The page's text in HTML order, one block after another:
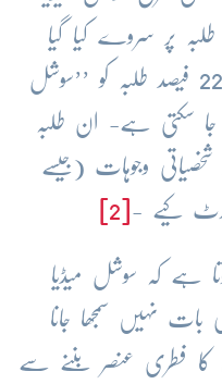
طلبہ پر سروے کیا گیا
جس سے معلوم ہوا کہ تقریباً 22.7 فیصد طلبہ کو ’’سوشل
جا سکتی ہے- ان طلبہ
وجوہات (جیسے
کیے -
ہے کہ سوشل میڈیا
بات نہیں سمجھا جانا
کا فطری عنصر بننے سے